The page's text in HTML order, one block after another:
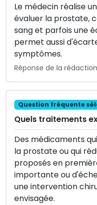
Le médecin réalise
évaluer la prostate,
sang et parfois une
permet aussi
symptômes.
Réponse de la rédaction
Question fréquente
Quels traitements
Des médicaments
la prostate ou qui
proposés en
importante ou
une intervention
envisagée.